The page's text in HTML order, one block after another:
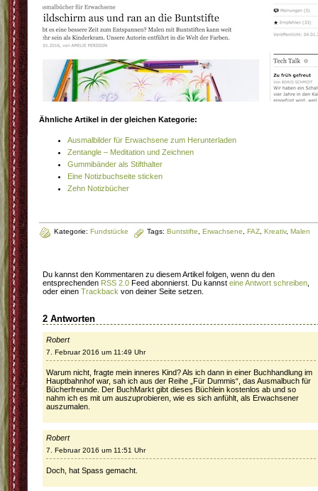
Ähnliche Artikel in der gleichen Kategorie:
Ausmalbilder für Erwachsene zum Herunterladen
Zentangle – Meditation und Zeichnen
Gummibänder als Stifthalter
Eine Notizbuchseite sticken
Zehn Notizbücher
Kategorie: Fundstücke Tags: Buntstifte Erwachsene FAZ Kreativ, Malen
Du kannst den Kommentaren zu diesem Artikel folgen, wenn du den
entsprechenden RSS 2.0 Feed abonnierst. Du kannst eine Antwort schreiben
oder einen Trackback von deiner Seite setzen.
2 Antworten
Robert
7. Februar 2016 um 11:49 Uhr
Warum nicht, fragte mein inneres Kind? Als ich dann in einer Buchhandlung im
Hauptbahnhof war, sah ich aus der Reihe „Für Dummis“, das Ausmalbuch für
Bücherfreunde. Der BuchMarkt gibt dieses Büchlein kostenlos ab und so
nahm ich es mit um auszuprobieren, wie es sich anfühlt, als Erwachsener
auszumalen.
Robert
7. Februar 2016 um 11:51 Uhr
Doch, hat Spass gemacht.